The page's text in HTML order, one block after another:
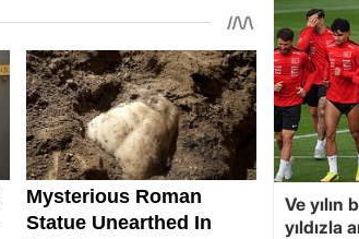
Ve yılın
yıldızla